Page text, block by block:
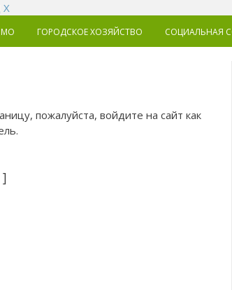
Х
ГОРОДСКОЕ ХОЗЯЙСТВО СОЦИАЛЬНАЯ
пожалуйста, войдите на сайт как
]